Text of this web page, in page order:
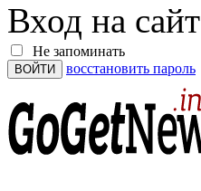
Вход на сайт
Не запоминать
восстановить пароль